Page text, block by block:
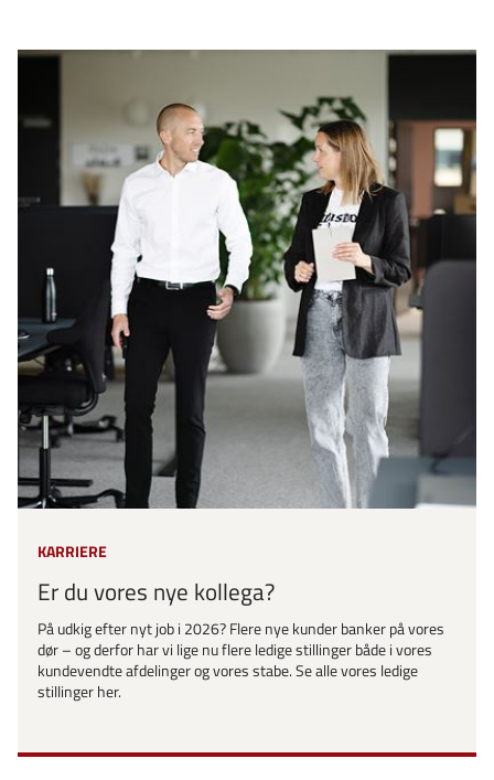
KARRIERE
Er du vores nye kollega?
På udkig efter nyt job i 2026? Flere nye kunder banker på vores
dør – og derfor har vi lige nu flere ledige stillinger både i vores
kundevendte afdelinger og vores stabe. Se alle vores ledige
stillinger her.